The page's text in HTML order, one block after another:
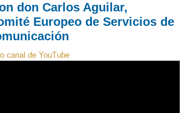
don Carlos Aguilar,
Europeo de Servicios de
canal de YouTube